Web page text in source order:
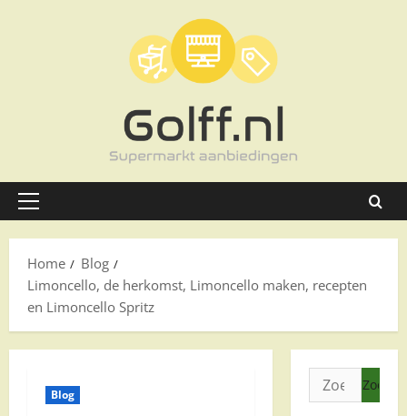
Primair
Home
Blog
Limoncello, de herkomst, Limoncello maken, recepten
en Limoncello Spritz
Blog
Zoeken
naar: